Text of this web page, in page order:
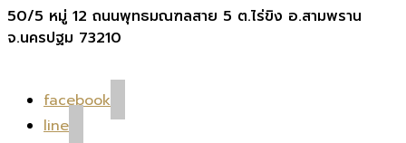
50/5 หมู่ 12 ถนนพุทธมณฑลสาย 5 ต.ไร่ขิง อ.สามพราน
จ.นครปฐม 73210
facebook
line